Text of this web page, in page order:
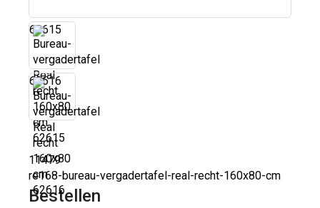
62615
62616
11479
re168-bureau-vergadertafel-real-recht-160x80-cm
Bestellen